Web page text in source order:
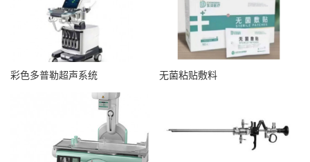
彩色多普勒超声系统 无菌粘贴敷料